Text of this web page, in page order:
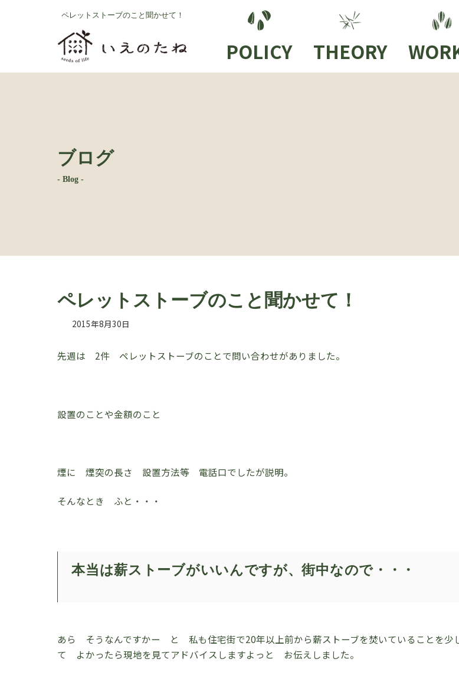
へ
ョ
ペレットストーブのこと聞かせて！
POLICY THEORY
ブログ
- Blog -
ペレットストーブのこと聞かせて！
2015年8月30日
先週は 2件 ペレットストーブのことで問い合わせがありました。
設置のことや金額のこと
煙に 煙突の長さ 設置方法等 電話口でしたが説明。
そんなとき ふと・・・
本当は薪ストーブがいいんですが、街中なので・・・
あら そうなんですかー と 私も住宅街で20年以上前から薪ストーブを焚いていることを少
て よかったら現地を見てアドバイスしますよっと お伝えしました。